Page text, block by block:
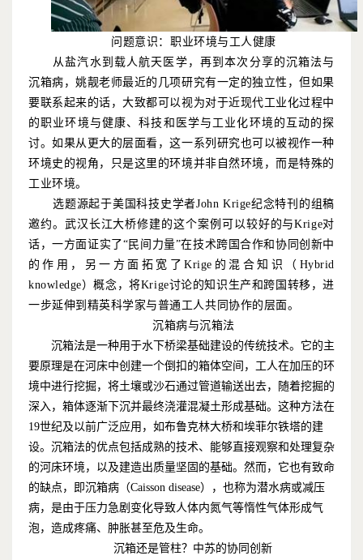
问题意识：职业环境与工人健康
从盐汽水到载人航天医学，再到本次分享的沉箱法与
沉箱病，姚靓老师最近的几项研究有一定的独立性，但如果
要联系起来的话，大致都可以视为对于近现代工业化过程中
的职业环境与健康、科技和医学与工业化环境的互动的探
讨。如果从更大的层面看，这一系列研究也可以被视作一种
环境史的视角，只是这里的环境并非自然环境，而是特殊的
工业环境。
选题源起于美国科技史学者John Krige纪念特刊的组稿
邀约。武汉长江大桥修建的这个案例可以较好的与Krige对
话，一方面证实了“民间力量”在技术跨国合作和协同创新中
的作用，另一方面拓宽了Krige 的混合知识（ Hybrid
knowledge）概念，将Krige讨论的知识生产和跨国转移，进
一步延伸到精英科学家与普通工人共同协作的层面。
沉箱病与沉箱法
沉箱法是一种用于水下桥梁基础建设的传统技术。它的主
要原理是在河床中创建一个倒扣的箱体空间，工人在加压的环
境中进行挖掘，将土壤或沙石通过管道输送出去，随着挖掘的
深入，箱体逐渐下沉并最终浇灌混凝土形成基础。这种方法在
19世纪及以前广泛应用，如布鲁克林大桥和埃菲尔铁塔的建
设。沉箱法的优点包括成熟的技术、能够直接观察和处理复杂
的河床环境，以及建造出质量坚固的基础。然而，它也有致命
的缺点，即沉箱病（Caisson disease），也称为潜水病或减压
病，是由于压力急剧变化导致人体内氮气等惰性气体形成气
泡，造成疼痛、肿胀甚至危及生命。
沉箱还是管柱？中苏的协同创新